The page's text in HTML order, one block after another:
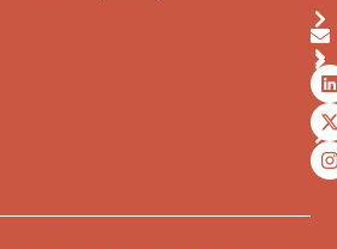
i
i
-
t
i
t
t
I
s
t
r